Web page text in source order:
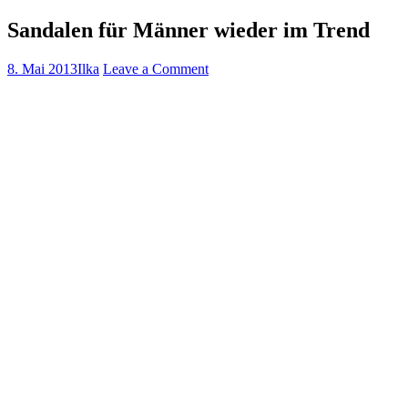
Sandalen für Männer wieder im Trend
8. Mai 2013Ilka Leave a Comment